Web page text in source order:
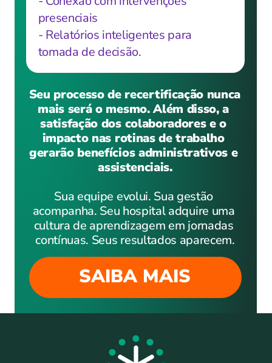
SAIBA MAIS
presenciais
- Relatórios inteligentes para
tomada de decisão.
Seu processo de recertificação nunca
mais será o mesmo. Além disso, a
satisfação dos colaboradores e o
impacto nas rotinas de trabalho
gerarão benefícios administrativos e
assistenciais.
Sua equipe evolui. Sua gestão
acompanha. Seu hospital adquire uma
cultura de aprendizagem em jornadas
contínuas. Seus resultados aparecem.